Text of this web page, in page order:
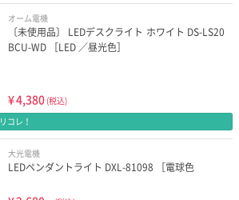
オーム電機
〔未使用品〕 LEDデスクライト ホワイト DS-LS20
BCU-WD ［LED ／昼光色］
¥4,380 (税込)
リコレ！
大光電機
LEDペンダントライト DXL-81098 ［電球色